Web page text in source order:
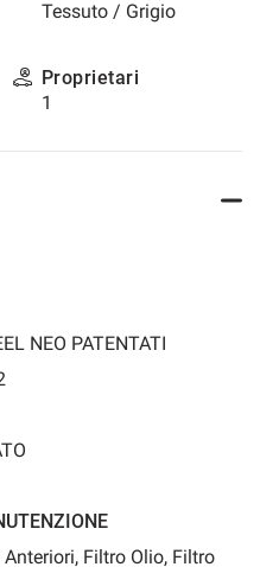
Tessuto / Grigio
Proprietari
1
NEO PATENTATI
Filtro Olio, Filtro